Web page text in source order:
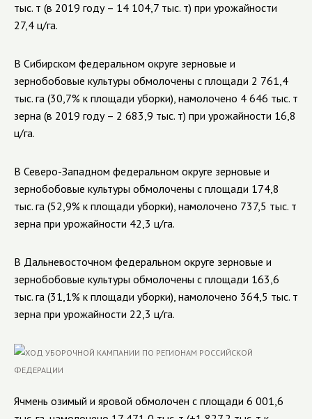
тыс. т (в 2019 году – 14 104,7 тыс. т) при урожайности
27,4 ц/га.
В Сибирском федеральном округе зерновые и
зернобобовые культуры обмолочены с площади 2 761,4
тыс. га (30,7% к площади уборки), намолочено 4 646 тыс. т
зерна (в 2019 году – 2 683,9 тыс. т) при урожайности 16,8
ц/га.
В Северо-Западном федеральном округе зерновые и
зернобобовые культуры обмолочены с площади 174,8
тыс. га (52,9% к площади уборки), намолочено 737,5 тыс. т
зерна при урожайности 42,3 ц/га.
В Дальневосточном федеральном округе зерновые и
зернобобовые культуры обмолочены с площади 163,6
тыс. га (31,1% к площади уборки), намолочено 364,5 тыс. т
зерна при урожайности 22,3 ц/га.
Ячмень озимый и яровой обмолочен с площади 6 001,6